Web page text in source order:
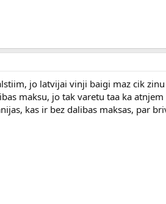
jo latvijai vinji baigi maz cik
maksu, jo tak varetu taa ka
kas ir bez dalibas maksas, par